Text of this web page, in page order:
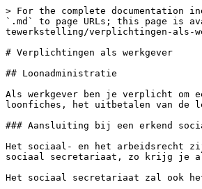
> For the complete documentation
`.md` to page URLs; this page is
tewerkstelling/verplichtingen-als-
# Verplichtingen als werkgever
## Loonadministratie
Als werkgever ben je verplicht om
loonfiches, het uitbetalen van de
### Aansluiting bij een erkend
Het sociaal- en het arbeidsrecht
sociaal secretariaat, zo krijg je
Het sociaal secretariaat zal ook